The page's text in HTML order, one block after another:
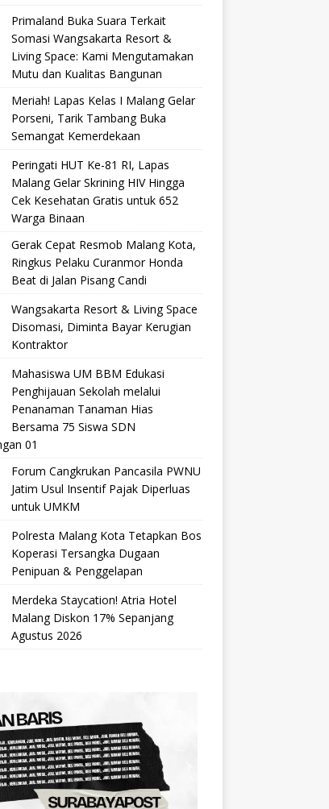
Primaland Buka Suara Terkait
Somasi Wangsakarta Resort &
Living Space: Kami Mengutamakan
Mutu dan Kualitas Bangunan
Meriah! Lapas Kelas I Malang Gelar
Porseni, Tarik Tambang Buka
Semangat Kemerdekaan
Peringati HUT Ke-81 RI, Lapas
Malang Gelar Skrining HIV Hingga
Cek Kesehatan Gratis untuk 652
Warga Binaan
Gerak Cepat Resmob Malang Kota,
Ringkus Pelaku Curanmor Honda
Beat di Jalan Pisang Candi
Wangsakarta Resort & Living Space
Disomasi, Diminta Bayar Kerugian
Kontraktor
Mahasiswa UM BBM Edukasi
Penghijauan Sekolah melalui
Penanaman Tanaman Hias
Bersama 75 Siswa SDN
01
Forum Cangkrukan Pancasila PWNU
Jatim Usul Insentif Pajak Diperluas
untuk UMKM
Polresta Malang Kota Tetapkan Bos
Koperasi Tersangka Dugaan
Penipuan & Penggelapan
Merdeka Staycation! Atria Hotel
Malang Diskon 17% Sepanjang
Agustus 2026